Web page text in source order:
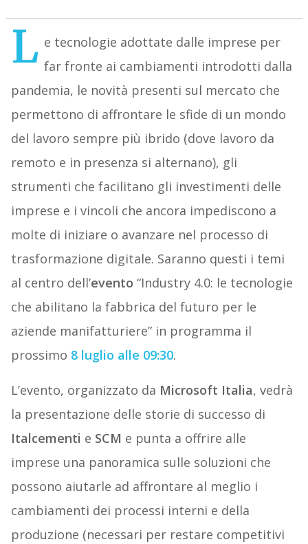
L e tecnologie adottate dalle imprese per
far fronte ai cambiamenti introdotti dalla
pandemia, le novità presenti sul mercato che
permettono di affrontare le sfide di un mondo
del lavoro sempre più ibrido (dove lavoro da
remoto e in presenza si alternano), gli
strumenti che facilitano gli investimenti delle
imprese e i vincoli che ancora impediscono a
molte di iniziare o avanzare nel processo di
trasformazione digitale. Saranno questi i temi
al centro dell’evento “Industry 4.0: le tecnologie
che abilitano la fabbrica del futuro per le
aziende manifatturiere” in programma il
prossimo 8 luglio alle 09:30.
L’evento, organizzato da Microsoft Italia, vedrà
la presentazione delle storie di successo di
Italcementi e SCM e punta a offrire alle
imprese una panoramica sulle soluzioni che
possono aiutarle ad affrontare al meglio i
cambiamenti dei processi interni e della
produzione (necessari per restare competitivi